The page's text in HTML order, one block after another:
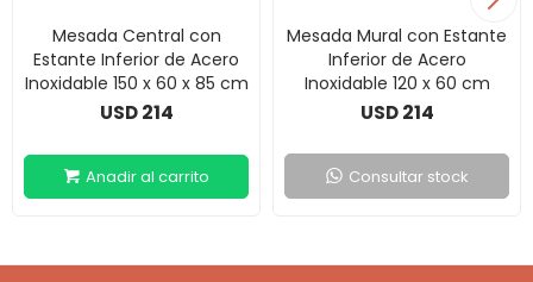
Mesada Central con
Estante Inferior de Acero
Inoxidable 150 x 60 x 85 cm
USD 214
Mesada Mural con Estante
Inferior de Acero
Inoxidable 120 x 60 cm
USD 214
Consultar stock